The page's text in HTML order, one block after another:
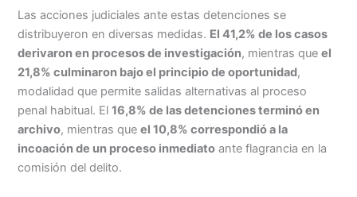
Las acciones judiciales ante estas detenciones se
distribuyeron en diversas medidas. El 41,2% de los casos
derivaron en procesos de investigación, mientras queel
21,8% culminaron bajo el principio de oportunidad,
modalidad que permite salidas alternativas al proceso
penal habitual. El16,8% de las detenciones terminó en
archivo, mientras queel 10,8% correspondió a la
incoación de un proceso inmediato ante flagrancia en la
comisión del delito.